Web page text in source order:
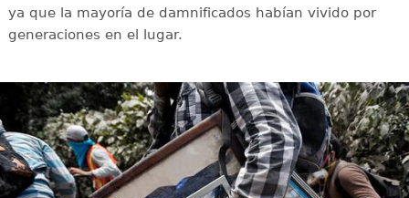
ya que la mayoría de damnificados habían vivido por
generaciones en el lugar.